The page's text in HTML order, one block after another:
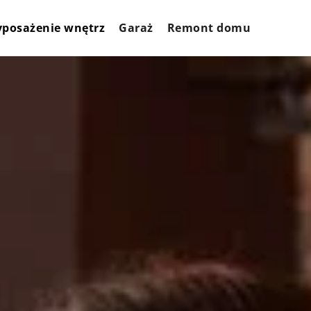
wnętrz Garaż Remont domu